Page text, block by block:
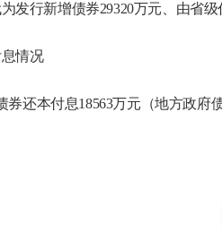
发行新增债券29320万元、由省
情况
券还本付息18563万元（地方政府